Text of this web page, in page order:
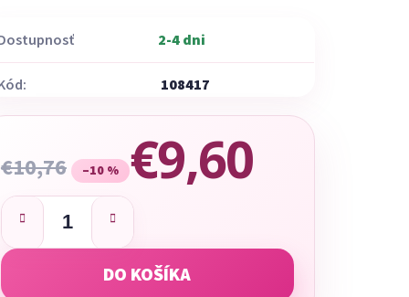
2-4 dni
108417
€10,76 –10 % €9,60
DO KOŠÍKA